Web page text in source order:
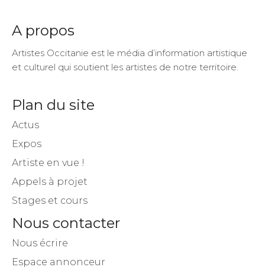
A propos
Artistes Occitanie est le média d’information artistique
et culturel qui soutient les artistes de notre territoire.
Plan du site
Actus
Expos
Artiste en vue !
Appels à projet
Stages et cours
Nous contacter
Nous écrire
Espace annonceur